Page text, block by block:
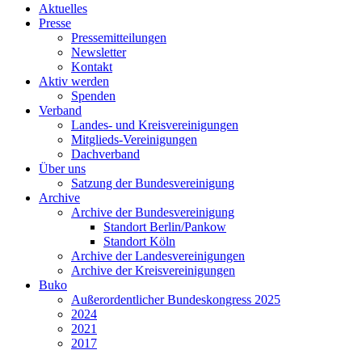
Aktuelles
Presse
Pressemitteilungen
Newsletter
Kontakt
Aktiv werden
Spenden
Verband
Landes- und Kreisvereinigungen
Mitglieds-Vereinigungen
Dachverband
Über uns
Satzung der Bundesvereinigung
Archive
Archive der Bundesvereinigung
Standort Berlin/Pankow
Standort Köln
Archive der Landesvereinigungen
Archive der Kreisvereinigungen
Buko
Außerordentlicher Bundeskongress 2025
2024
2021
2017